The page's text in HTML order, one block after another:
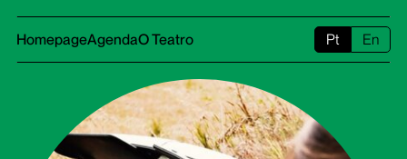
HomepageAgendaO Teatro Pt En